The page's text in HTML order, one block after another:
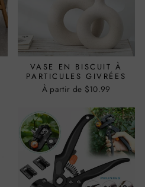
VASE EN BISCUIT À
PARTICULES GIVRÉES
À partir de $10.99